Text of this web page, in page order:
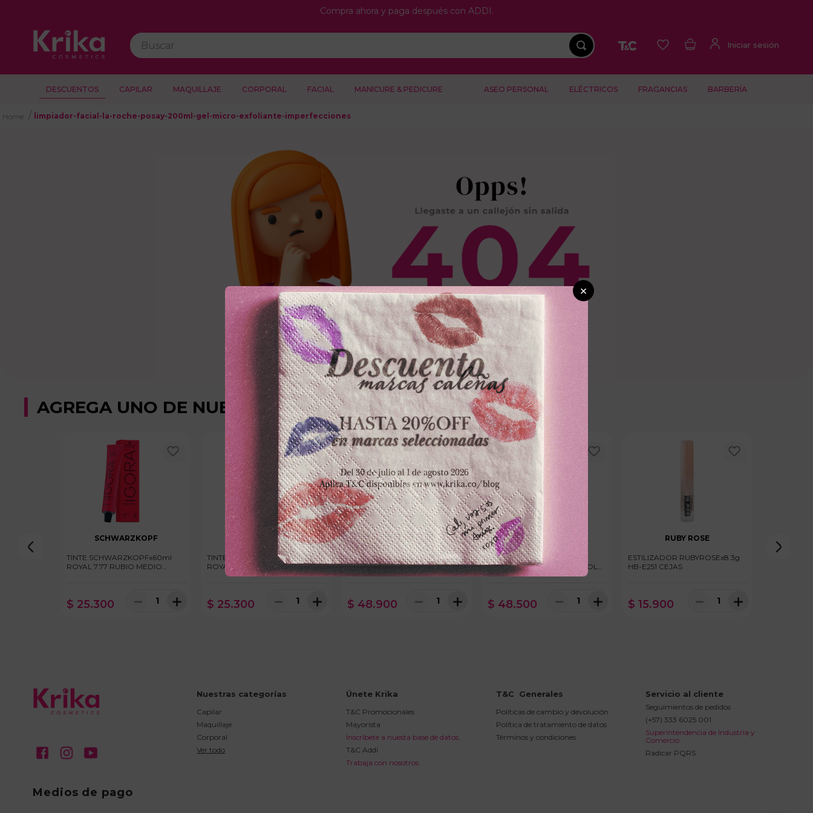
Compra ahora y paga después con ADDI.
Buscar
DESCUENTOS CAPILAR MAQUILLAJE CORPORAL FACIAL MANICURE & PEDICURE ASEO PERSONAL ELÉCTRICOS FRAGANCIAS BARBERÍA
limpiador-facial-la-roche-posay-200ml-gel-micro-exfoliante-imperfecciones
AGREGA UNO DE NUESTROS PRODUCTOS
SCHWARZKOPF
TINTE SCHWARZKOPFx60ml
ROYAL 7.77 RUBIO MEDIO
$ 25.300 ＋
－
SCHWARZKOPF
TINTE SCHWARZKOPFx60ml
ROYAL 8.00 RUBIO CLARO
INTENSO
$ 25.300 ＋
－
LA POCION
SHAMPOO POCIONx450ml
CRECIMIENTO
$ 48.900 ＋
－
ESPECTANAS
TRATAMIENTO CEJAS
ESPECTANASx11ml OLEO ROLL
ON
$ 48.500 ＋
－
RUBY ROSE
ESTILIZADOR RUBYROSEx8.3g
HB-E251 CEJAS
$ 15.900 ＋
－
Nuestras categorías
Capilar
Maquillaje
Corporal
Ver todo
Únete Krika
T&C Promocionales
Mayorista
Inscríbete a nuesta base de datos.
T&C Addi
Trabaja con nosotros
T&C  Generales
Políticas de cambio y devolución
Política de tratamiento de datos
Términos y condiciones
Servicio al cliente
Seguimientos de pedidos
(+57) 333 6025 001
Superintendencia de Industria y
Comercio
Radicar PQRS
Medios de pago
×